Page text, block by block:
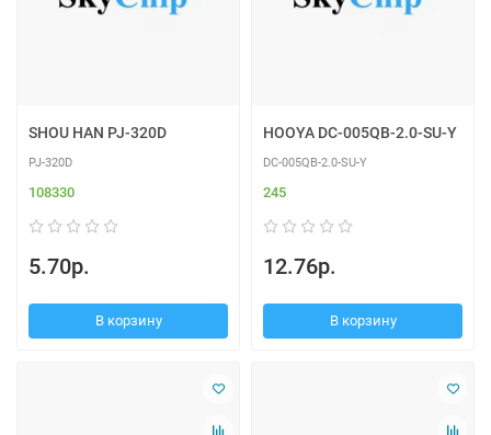
SHOU HAN PJ-320D
PJ-320D
108330
5.70р.
В корзину
HOOYA DC-005QB-2.0-SU-Y
DC-005QB-2.0-SU-Y
245
12.76р.
В корзину